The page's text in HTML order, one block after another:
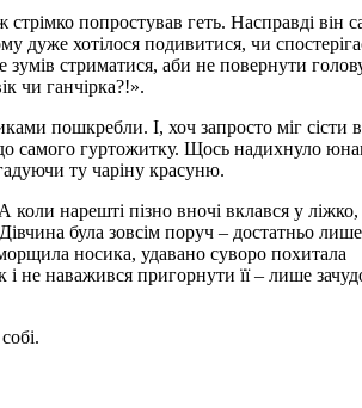
попростував геть. Насправді він
дуже хотілося подивитися, чи
стриматися, аби не повернути
чи ганчірка?!».
пошкребли. І, хоч запросто міг сісти в
самого гуртожитку. Щось надихнуло
ту чаріну красуню.
коли нарешті пізно вночі вклався у ліжко,
була зовсім поруч – достатньо
носика, удавано суворо похитала
і не наважився пригорнути її – лише